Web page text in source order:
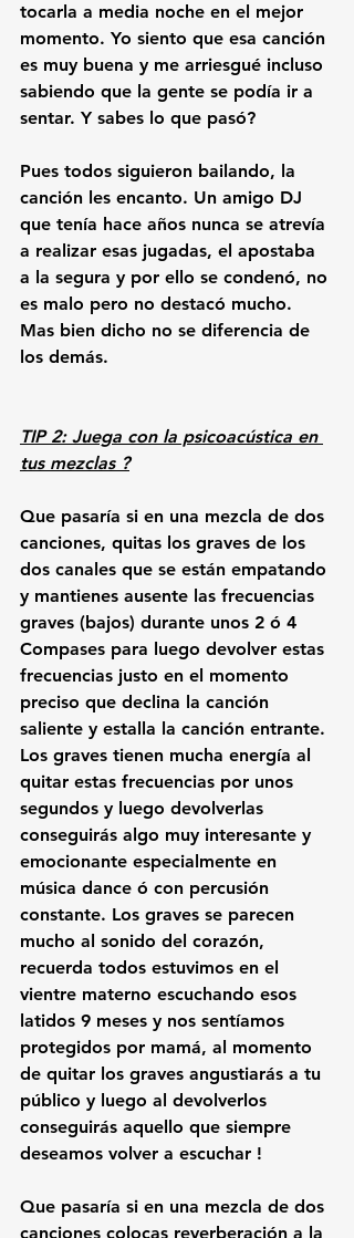
tocarla a media noche en el mejor
momento. Yo siento que esa canción
es muy buena y me arriesgué incluso
sabiendo que la gente se podía ir a
sentar. Y sabes lo que pasó?
Pues todos siguieron bailando, la
canción les encanto. Un amigo DJ
que tenía hace años nunca se atrevía
a realizar esas jugadas, el apostaba
a la segura y por ello se condenó, no
es malo pero no destacó mucho.
Mas bien dicho no se diferencia de
los demás.
TIP 2: Juega con la psicoacústica en
tus mezclas ?
Que pasaría si en una mezcla de dos
canciones, quitas los graves de los
dos canales que se están empatando
y mantienes ausente las frecuencias
graves (bajos) durante unos 2 ó 4
Compases para luego devolver estas
frecuencias justo en el momento
preciso que declina la canción
saliente y estalla la canción entrante.
Los graves tienen mucha energía al
quitar estas frecuencias por unos
segundos y luego devolverlas
conseguirás algo muy interesante y
emocionante especialmente en
música dance ó con percusión
constante. Los graves se parecen
mucho al sonido del corazón,
recuerda todos estuvimos en el
vientre materno escuchando esos
latidos 9 meses y nos sentíamos
protegidos por mamá, al momento
de quitar los graves angustiarás a tu
público y luego al devolverlos
conseguirás aquello que siempre
deseamos volver a escuchar !
Que pasaría si en una mezcla de dos
canciones colocas reverberación a la